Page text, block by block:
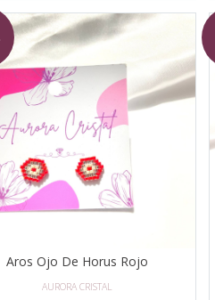
Aros Ojo De Horus Rojo
AURORA CRISTAL